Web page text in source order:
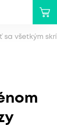
sa všetkým